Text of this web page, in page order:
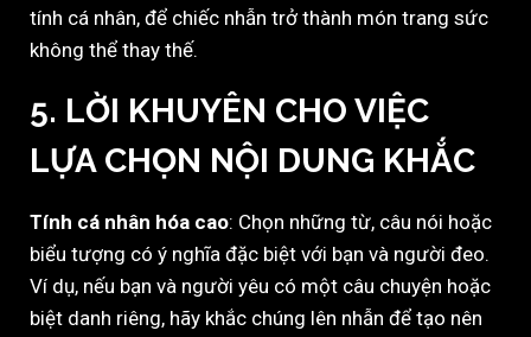
tính cá nhân, để chiếc nhẫn trở thành món trang sức
không thể thay thế.
5. LỜI KHUYÊN CHO VIỆC
LỰA CHỌN NỘI DUNG KHẮC
Tính cá nhân hóa cao: Chọn những từ, câu nói hoặc
biểu tượng có ý nghĩa đặc biệt với bạn và người đeo.
Ví dụ, nếu bạn và người yêu có một câu chuyện hoặc
biệt danh riêng, hãy khắc chúng lên nhẫn để tạo nên